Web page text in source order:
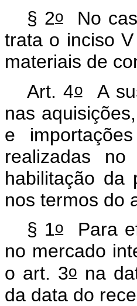
§ 2oNo
trata o inciso
materiais de
Art. 4oA
nas
e
realizadas
habilitação da
nos termos do
§ 1oPara
no mercado
o art. 3ona
da data do